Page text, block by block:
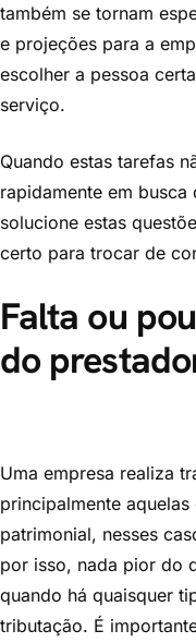
também se tornam
e projeções para a
escolher a pessoa
serviço.
Quando estas tarefas
rapidamente em
solucione estas
certo para trocar de
Falta ou
do
Uma empresa realiza
principalmente
patrimonial, nesses
por isso, nada pior do
quando há quaisquer
tributação. É